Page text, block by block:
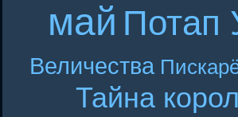
май Потап
Величества
Тайна